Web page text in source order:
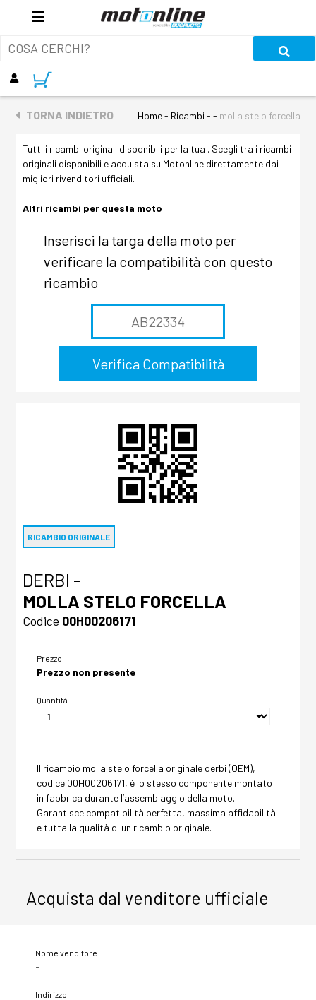
TORNA INDIETRO Home - Ricambi - - molla stelo forcella
Tutti i ricambi originali disponibili per la tua . Scegli tra i ricambi
originali disponibili e acquista su Motonline direttamente dai
migliori rivenditori ufficiali.
Altri ricambi per questa moto
Inserisci la targa della moto per
verificare la compatibilità con questo
ricambio
RICAMBIO ORIGINALE
DERBI -
MOLLA STELO FORCELLA
Codice 00H00206171
Prezzo
Prezzo non presente
Quantità
Il ricambio molla stelo forcella originale derbi (OEM),
codice 00H00206171, è lo stesso componente montato
in fabbrica durante l’assemblaggio della moto.
Garantisce compatibilità perfetta, massima affidabilità
e tutta la qualità di un ricambio originale.
Acquista dal venditore ufficiale
Nome venditore
-
Indirizzo